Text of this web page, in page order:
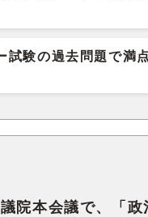
試験の過去問題で満
院本会議で、「政